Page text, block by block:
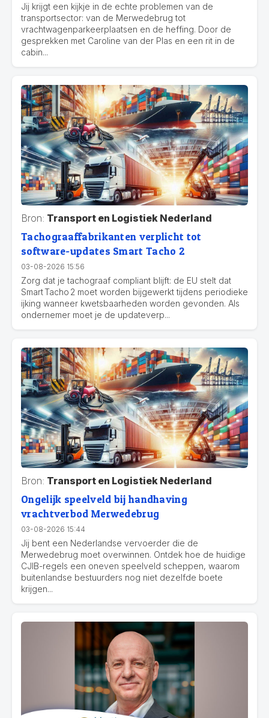
Jij krijgt een kijkje in de echte problemen van de
transportsector: van de Merwedebrug tot
vrachtwagenparkeerplaatsen en de heffing. Door de
gesprekken met Caroline van der Plas en een rit in de
cabin...
Bron: Transport en Logistiek Nederland
Tachograaffabrikanten verplicht tot
software-updates Smart Tacho 2
03-08-2026 15:56
Zorg dat je tachograaf compliant blijft: de EU stelt dat
Smart Tacho 2 moet worden bijgewerkt tijdens periodieke
ijking wanneer kwetsbaarheden worden gevonden. Als
ondernemer moet je de updateverp...
Bron: Transport en Logistiek Nederland
Ongelijk speelveld bij handhaving
vrachtverbod Merwedebrug
03-08-2026 15:44
Jij bent een Nederlandse vervoerder die de
Merwedebrug moet overwinnen. Ontdek hoe de huidige
CJIB-regels een oneven speelveld scheppen, waarom
buitenlandse bestuurders nog niet dezelfde boete
krijgen...